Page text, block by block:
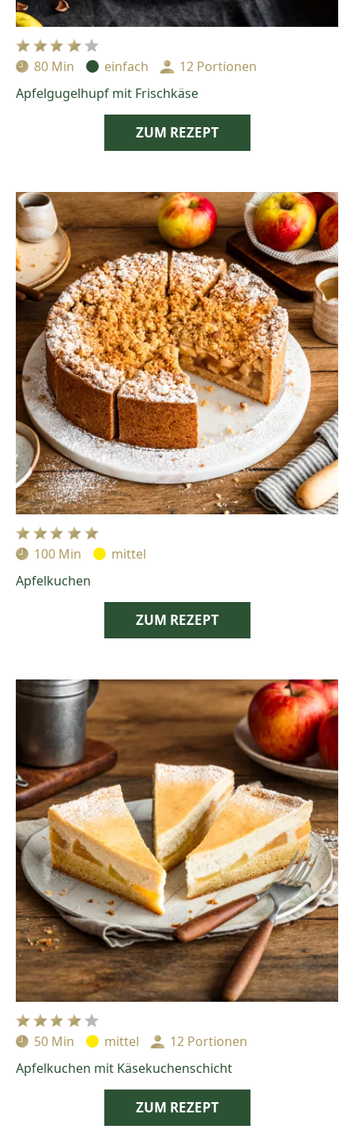
Zubereitungszeit:
80 Min Schwierigkeit:
einfach Portionen:
12 Portionen
Apfelgugelhupf mit Frischkäse
ZUM REZEPT
Zubereitungszeit:
100 Min Schwierigkeit:
mittel
Apfelkuchen
ZUM REZEPT
Zubereitungszeit:
50 Min Schwierigkeit:
mittel Portionen:
12 Portionen
Apfelkuchen mit Käsekuchenschicht
ZUM REZEPT